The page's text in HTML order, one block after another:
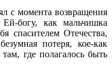
с момента возвращения
богу, как мальчишка
спасителем Отечества,
потеря, кое-как
где полагалось быть